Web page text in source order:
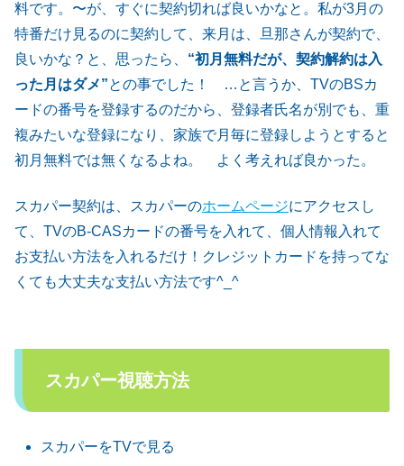
料です。〜が、すぐに契約切れば良いかなと。私が3月の
特番だけ見るのに契約して、来月は、旦那さんが契約で、
良いかな？と、思ったら、 “初月無料だが、契約解約は入
った月はダメ”との事でした！ …と言うか、TVのBSカ
ードの番号を登録するのだから、登録者氏名が別でも、重
複みたいな登録になり、家族で月毎に登録しようとすると
初月無料では無くなるよね。 よく考えれば良かった。
スカパー契約は、スカパーのホームページにアクセスし
て、TVのB-CASカードの番号を入れて、個人情報入れて
お支払い方法を入れるだけ！クレジットカードを持ってな
くても大丈夫な支払い方法です^_^
スカパー視聴方法
スカパーをTVで見る